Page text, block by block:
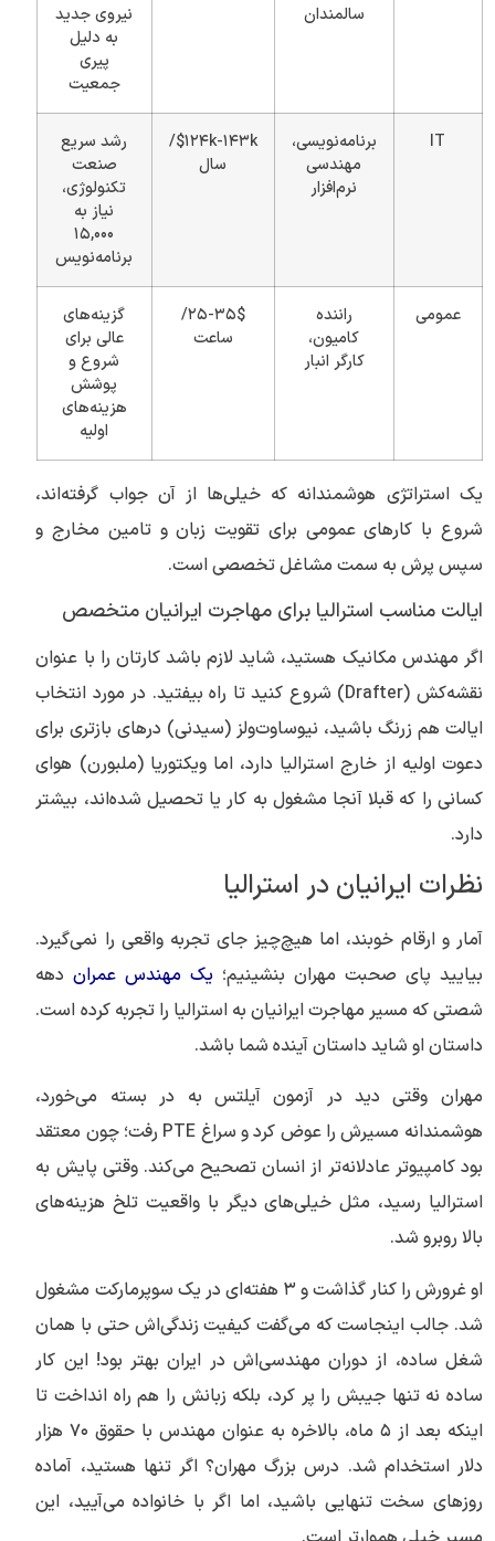
سالمندان
نیروی جدید
به دلیل
پیری
جمعیت
IT
برنامه‌نویسی،
مهندسی
نرم‌افزار
۱۲۴k-۱۴۳k$/
سال
رشد سریع
صنعت
تکنولوژی،
نیاز به
۱۵,۰۰۰
برنامه‌نویس
عمومی
راننده
کامیون،
کارگر انبار
۲۵-۳۵$/
ساعت
گزینه‌های
عالی برای
شروع و
پوشش
هزینه‌های
اولیه
یک استراتژی هوشمندانه که خیلی‌ها از آن جواب گرفته‌اند،
شروع با کارهای عمومی برای تقویت زبان و تامین مخارج و
سپس پرش به سمت مشاغل تخصصی است.
ایالت مناسب استرالیا برای مهاجرت ایرانیان متخصص
اگر مهندس مکانیک هستید، شاید لازم باشد کارتان را با عنوان
نقشه‌کش (Drafter) شروع کنید تا راه بیفتید. در مورد انتخاب
ایالت هم زرنگ باشید، نیوساوت‌ولز (سیدنی) درهای بازتری برای
دعوت اولیه از خارج استرالیا دارد، اما ویکتوریا (ملبورن) هوای
کسانی را که قبلا آنجا مشغول به کار یا تحصیل شده‌اند، بیشتر
دارد.
نظرات ایرانیان در استرالیا
آمار و ارقام خوبند، اما هیچ‌چیز جای تجربه واقعی را نمی‌گیرد.
بیایید پای صحبت مهران بنشینیم؛ یک مهندس عمراندهه
شصتی که مسیر مهاجرت ایرانیان به استرالیا را تجربه کرده است.
داستان او شاید داستان آینده شما باشد.
مهران وقتی دید در آزمون آیلتس به در بسته می‌خورد،
هوشمندانه مسیرش را عوض کرد و سراغ PTE رفت؛ چون معتقد
بود کامپیوتر عادلانه‌تر از انسان تصحیح می‌کند. وقتی پایش به
استرالیا رسید، مثل خیلی‌های دیگر با واقعیت تلخ هزینه‌های
بالا روبرو شد.
او غرورش را کنار گذاشت و ۳ هفته‌ای در یک سوپرمارکت مشغول
شد. جالب اینجاست که می‌گفت کیفیت زندگی‌اش حتی با همان
شغل ساده، از دوران مهندسی‌اش در ایران بهتر بود! این کار
ساده نه تنها جیبش را پر کرد، بلکه زبانش را هم راه انداخت تا
اینکه بعد از ۵ ماه، بالاخره به عنوان مهندس با حقوق ۷۰ هزار
دلار استخدام شد. درس بزرگ مهران؟ اگر تنها هستید، آماده
روزهای سخت تنهایی باشید، اما اگر با خانواده می‌آیید، این